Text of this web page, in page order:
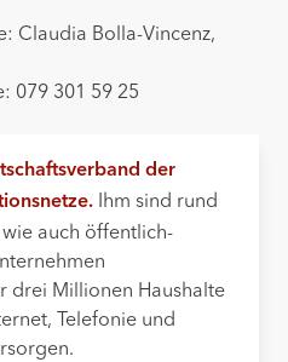
Claudia Bolla-Vincenz,
079 301 59 25
der
Ihm sind rund
auch öffentlich-
drei Millionen Haushalte
Telefonie und